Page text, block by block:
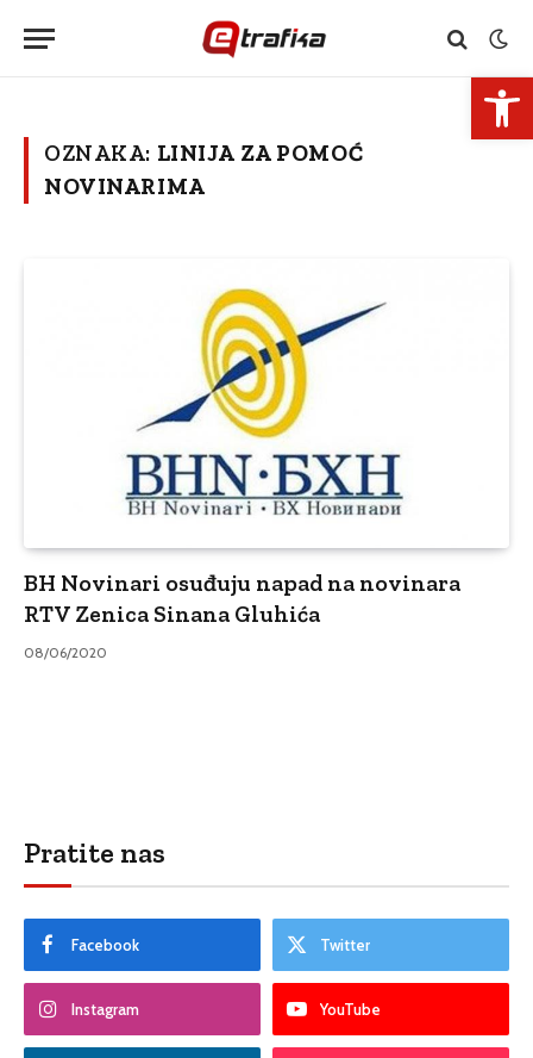
OZNAKA: LINIJA ZA POMOĆ
NOVINARIMA
BH Novinari osuđuju napad na novinara
RTV Zenica Sinana Gluhića
08/06/2020
Pratite nas
Facebook Twitter
Instagram YouTube